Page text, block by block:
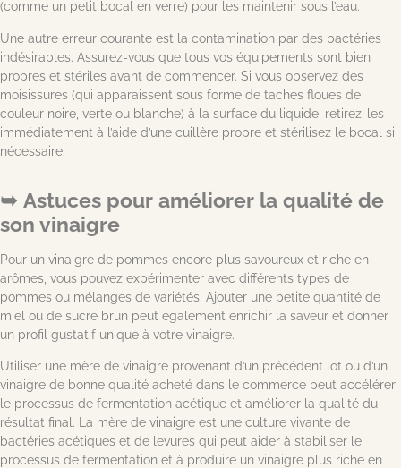
(comme un petit bocal en verre) pour les maintenir sous l’eau.
Une autre erreur courante est la contamination par des bactéries
indésirables. Assurez-vous que tous vos équipements sont bien
propres et stériles avant de commencer. Si vous observez des
moisissures (qui apparaissent sous forme de taches floues de
couleur noire, verte ou blanche) à la surface du liquide, retirez-les
immédiatement à l’aide d’une cuillère propre et stérilisez le bocal si
nécessaire.
Astuces pour améliorer la qualité de
son vinaigre
Pour un vinaigre de pommes encore plus savoureux et riche en
arômes, vous pouvez expérimenter avec différents types de
pommes ou mélanges de variétés. Ajouter une petite quantité de
miel ou de sucre brun peut également enrichir la saveur et donner
un profil gustatif unique à votre vinaigre.
Utiliser une mère de vinaigre provenant d’un précédent lot ou d’un
vinaigre de bonne qualité acheté dans le commerce peut accélérer
le processus de fermentation acétique et améliorer la qualité du
résultat final. La mère de vinaigre est une culture vivante de
bactéries acétiques et de levures qui peut aider à stabiliser le
processus de fermentation et à produire un vinaigre plus riche en